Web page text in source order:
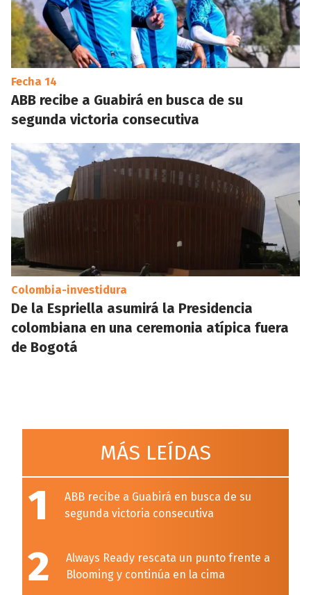
Fecha 14
ABB recibe a Guabirá en busca de su
segunda victoria consecutiva
Colombia-investidura
De la Espriella asumirá la Presidencia
colombiana en una ceremonia atípica fuera
de Bogotá
MÁS LEÍDAS
1
ABB recibe a Guabirá en busca de su
segunda victoria consecutiva
2
Always Ready rescata un punto frente a
Blooming y continúa en la cima